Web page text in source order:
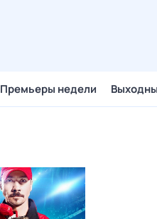
Премьеры недели